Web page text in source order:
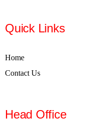
Quick Links
Home
Contact Us
Head Office